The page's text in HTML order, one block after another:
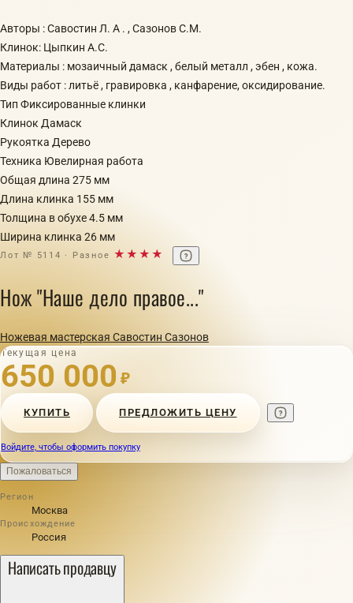
Авторы : Савостин Л. А . , Сазонов С.М.
Клинок: Цыпкин А.С.
Материалы : мозаичный дамаск , белый металл , эбен , кожа.
Виды работ : литьё , гравировка , канфарение, оксидирование.
Тип Фиксированные клинки
Клинок Дамаск
Рукоятка Дерево
Техника Ювелирная работа
Общая длина 275 мм
Длина клинка 155 мм
Толщина в обухе 4.5 мм
Ширина клинка 26 мм
Лот № 5114 · Разное ★★★★
Нож "Наше дело правое..."
Ножевая мастерская Савостин Сазонов
Текущая цена
650 000 ₽
КУПИТЬ ПРЕДЛОЖИТЬ ЦЕНУ
Войдите, чтобы оформить покупку
Пожаловаться
Регион
Москва
Происхождение
Россия
Написать продавцу